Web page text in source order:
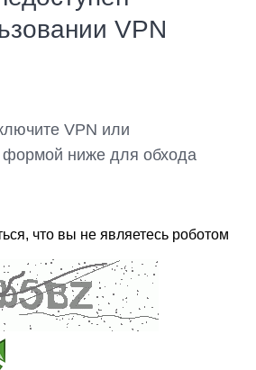
VPN
VPN или
формой ниже для обхода
что вы не являетесь роботом